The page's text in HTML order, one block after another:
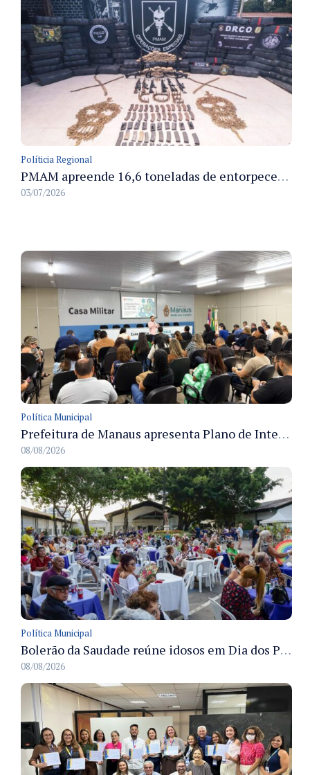
Políticia Regional
PMAM apreende 16,6 toneladas de entorpecentes e registra aumento nas prisões em flagrante e nas capturas de foragidos no primeiro semestre de 2026
03/07/2026
Política Municipal
Prefeitura de Manaus apresenta Plano de Integridade da CGM e qualifica servidores para governança e conformidade no biênio 2027-2028
08/08/2026
Política Municipal
Bolerão da Saudade reúne idosos em Dia dos Pais promovido pela Fundação Dr. Thomas em Manaus
08/08/2026